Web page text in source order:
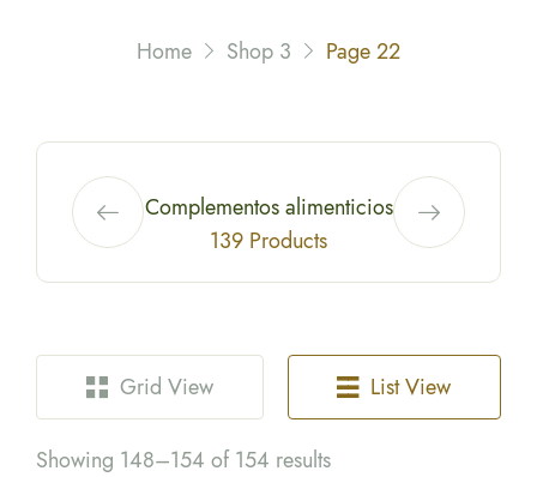
Home Shop 3 Page 22
Complementos alimenticios
139 Products
Grid View List View
Showing 148–154 of 154 results